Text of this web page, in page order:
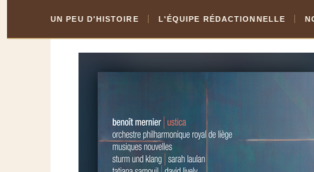
Content
la
UN PEU D'HISTOIRE L'ÉQUIPE RÉDACTIONNELLE